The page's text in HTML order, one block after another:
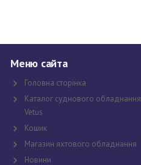
Меню сайта
Головна сторінка
Каталог суднового обладнання
Vetus
Кошик
Магазин яхтового обладнання
Новини